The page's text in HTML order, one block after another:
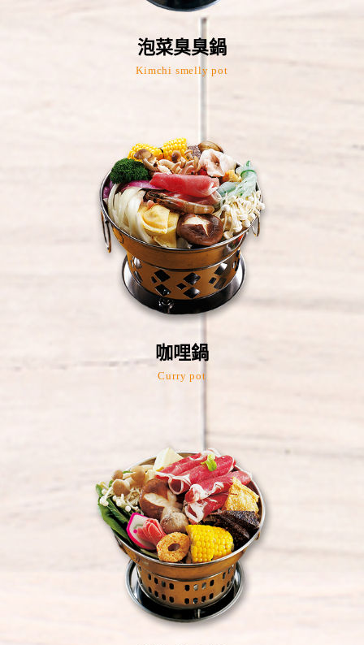
泡菜臭臭鍋
Kimchi smelly pot
咖哩鍋
Curry pot